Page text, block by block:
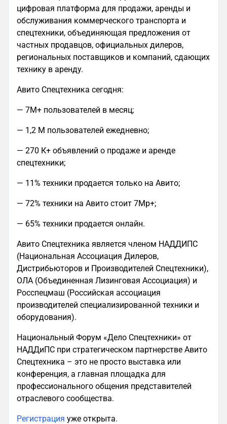
цифровая платформа для продажи, аренды и
обслуживания коммерческого транспорта и
спецтехники, объединяющая предложения от
частных продавцов, официальных дилеров,
региональных поставщиков и компаний, сдающих
технику в аренду.
Авито Спецтехника сегодня:
— 7М+ пользователей в месяц;
— 1,2 М пользователей ежедневно;
— 270 К+ объявлений о продаже и аренде
спецтехники;
— 11% техники продается только на Авито;
— 72% техники на Авито стоит 7Мр+;
— 65% техники продается онлайн.
Авито Спецтехника является членом НАДДИПС
(Национальная Ассоциация Дилеров,
Дистрибьюторов и Производителей Спецтехники),
ОЛА (Объединенная Лизинговая Ассоциация) и
Росспецмаш (Российская ассоциация
производителей специализированной техники и
оборудования).
Национальный Форум «Дело Спецтехники» от
НАДДиПС при стратегическом партнерстве Авито
Спецтехника – это не просто выставка или
конференция, а главная площадка для
профессионального общения представителей
отраслевого сообщества.
Регистрация уже открыта.